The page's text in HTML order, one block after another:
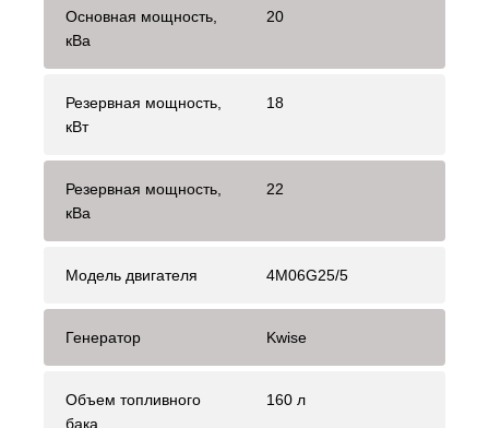
Основная мощность,
кВа
20
Резервная мощность,
кВт
18
Резервная мощность,
кВа
22
Модель двигателя 4M06G25/5
Генератор Kwise
Объем топливного
бака
160 л